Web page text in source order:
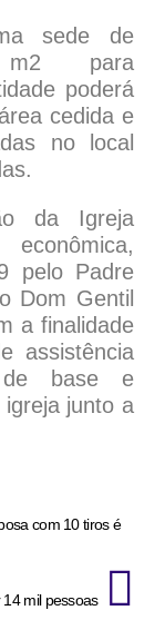
sede de
m2 para
poderá
cedida e
no local
da Igreja
pelo Padre
Dom Gentil
a finalidade
assistência
de base e
junto a
com 10 tiros é
mil pessoas